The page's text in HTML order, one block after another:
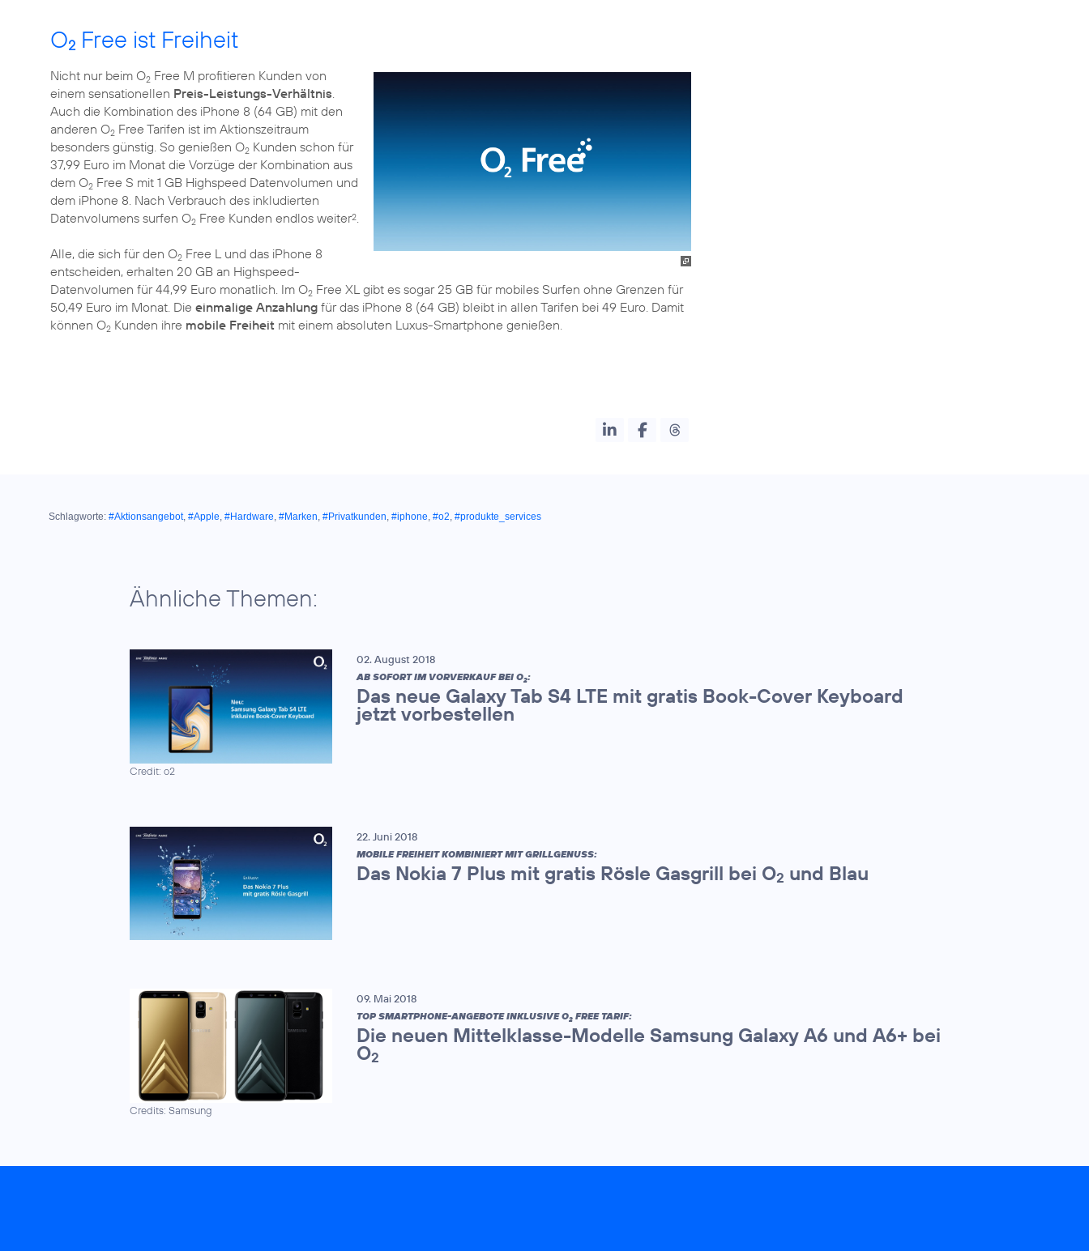
O2 Free ist Freiheit
Nicht nur beim O2 Free M profitieren Kunden von
einem sensationellen Preis-Leistungs-Verhältnis.
Auch die Kombination des iPhone 8 (64 GB) mit den
anderen O2 Free Tarifen ist im Aktionszeitraum
besonders günstig. So genießen O2 Kunden schon für
37,99 Euro im Monat die Vorzüge der Kombination aus
dem O2 Free S mit 1 GB Highspeed Datenvolumen und
dem iPhone 8. Nach Verbrauch des inkludierten
Datenvolumens surfen O2 Free Kunden endlos weiter2.
Alle, die sich für den O2 Free L und das iPhone 8
entscheiden, erhalten 20 GB an Highspeed-
Datenvolumen für 44,99 Euro monatlich. Im O2 Free XL gibt es sogar 25 GB für mobiles Surfen ohne Grenzen für
50,49 Euro im Monat. Die einmalige Anzahlung für das iPhone 8 (64 GB) bleibt in allen Tarifen bei 49 Euro. Damit
können O2 Kunden ihre mobile Freiheit mit einem absoluten Luxus-Smartphone genießen.
Schlagworte: #Aktionsangebot, #Apple, #Hardware, #Marken, #Privatkunden, #iphone, #o2, #produkte_services
Ähnliche Themen:
Credit: o2
02. August 2018
AB SOFORT IM VORVERKAUF BEI O2:
Das neue Galaxy Tab S4 LTE mit gratis Book-Cover Keyboard
jetzt vorbestellen
22. Juni 2018
MOBILE FREIHEIT KOMBINIERT MIT GRILLGENUSS:
Das Nokia 7 Plus mit gratis Rösle Gasgrill bei O2 und Blau
Credits: Samsung
09. Mai 2018
TOP SMARTPHONE-ANGEBOTE INKLUSIVE O2 FREE TARIF:
Die neuen Mittelklasse-Modelle Samsung Galaxy A6 und A6+ bei
O2